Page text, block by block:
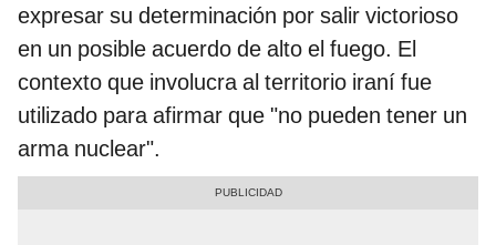
expresar su determinación por salir victorioso
en un posible acuerdo de alto el fuego. El
contexto que involucra al territorio iraní fue
utilizado para afirmar que "no pueden tener un
arma nuclear".